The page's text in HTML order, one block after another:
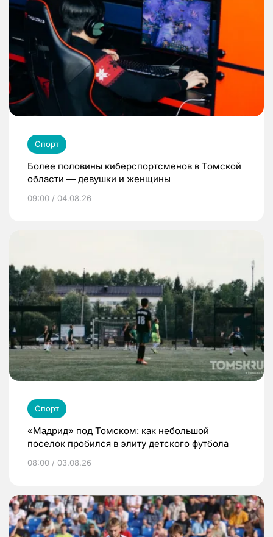
Спорт
Более половины киберспортсменов в Томской
области — девушки и женщины
09:00 / 04.08.26
Спорт
«Мадрид» под Томском: как небольшой
поселок пробился в элиту детского футбола
08:00 / 03.08.26